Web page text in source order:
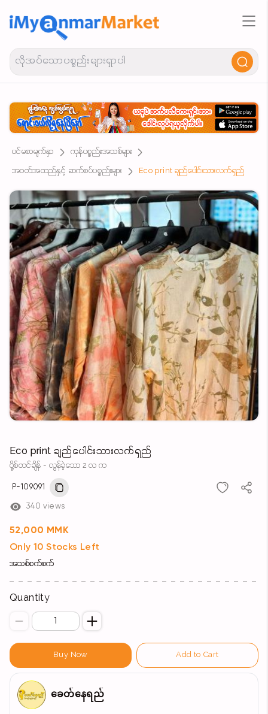
ပင်မစာမျက်နှာ
ကုန်ပစ္စည်းအသစ်များ
အဝတ်အထည်နှင့် ဆက်စပ်ပစ္စည်းများ
Eco print ချည်ပေါင်းသားလက်ရှည်
Eco print ချည်ပေါင်းသားလက်ရှည်
ပို့စ်တင်ချိန် - လွန်ခဲ့သော 2 လ က
P-109091
340 views
52,000 MMK
Only 10 Stocks Left
အသစ်စက်စက်
Quantity
Buy Now Add to Cart
ခေတ်နေရည်